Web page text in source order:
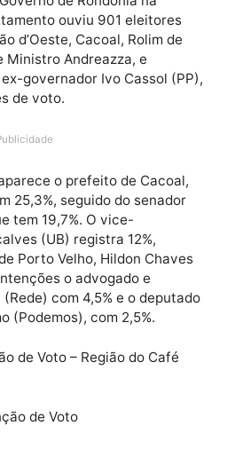
maio de 2025 – Uma nova
realizada pelo Instituto
os dias 1º e 5 de maio,
Governo de Rondônia na
ouviu 901 eleitores
d’Oeste, Cacoal, Rolim de
ex-governador Ivo Cassol
de voto.
Publicidade
aparece o prefeito de
25,3%, seguido do senador
(UB) registra 12%,
de Porto Velho, Hildon
(Rede) com 4,5% e o
(Podemos), com 2,5%.